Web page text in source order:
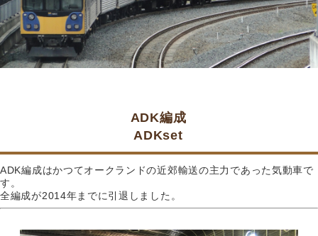
ADK編成
ADKset
ADK編成はかつてオークランドの近郊輸送の主力であった気動車で
す。
全編成が2014年までに引退しました。